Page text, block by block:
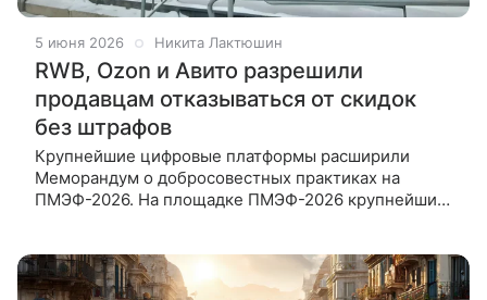
5 июня 2026 Никита Лактюшин
RWB, Ozon и Авито разрешили
продавцам отказываться от скидок
без штрафов
Крупнейшие цифровые платформы расширили
Меморандум о добросовестных практиках на
ПМЭФ-2026. На площадке ПМЭФ-2026 крупнейшие